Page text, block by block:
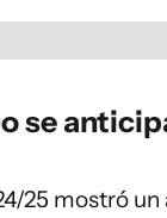
se
25 mostró